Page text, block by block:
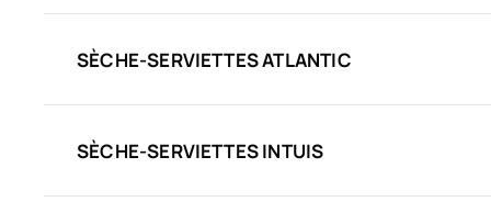
SÈCHE-SERVIETTES ATLANTIC
SÈCHE-SERVIETTES INTUIS